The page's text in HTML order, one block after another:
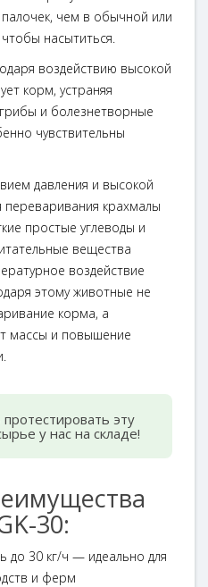
чем в обычной или
насытиться.
воздействию высокой
корм, устраняя
и болезнетворные
чувствительны
давления и высокой
крахмалы
простые углеводы и
вещества
воздействие
этому животные не
корма, а
массы и повышение
эту
у нас на складе!
30:
до 30 кг/ч — идеально для
и ферм